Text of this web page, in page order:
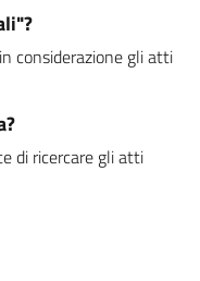
considerazione gli atti
di ricercare gli atti